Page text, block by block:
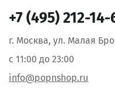
+7 (495) 212-14-
г. Москва, ул. Малая
с 11:00 до 23:00
info@popnshop.ru